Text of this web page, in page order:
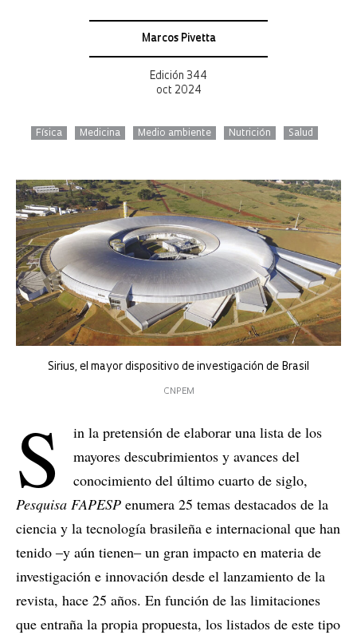
Marcos Pivetta
Edición 344
oct 2024
Física Medicina Medio ambiente Nutrición Salud
Sirius, el mayor dispositivo de investigación de Brasil
CNPEM
S
in la pretensión de elaborar una lista de los
mayores descubrimientos y avances del
conocimiento del último cuarto de siglo,
Pesquisa FAPESP enumera 25 temas destacados de la
ciencia y la tecnología brasileña e internacional que han
tenido ‒y aún tienen‒ un gran impacto en materia de
investigación e innovación desde el lanzamiento de la
revista, hace 25 años. En función de las limitaciones
que entraña la propia propuesta, los listados de este tipo